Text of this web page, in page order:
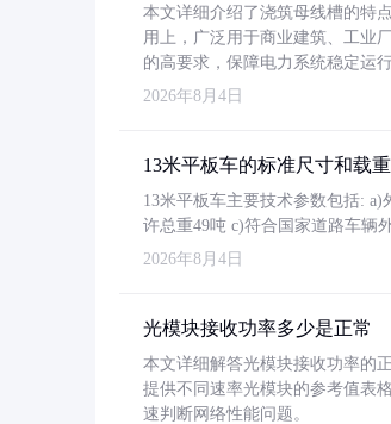
本文详细介绍了浇筑母线槽的特
用上，广泛用于商业建筑、工业
的高要求，保障电力系统稳定运行
2026年8月4日
13米平板车的标准尺寸和载
13米平板车主要技术参数包括: a)
许总重49吨 c)符合国家道路车辆
2026年8月4日
光模块接收功率多少是正常
本文详细解答光模块接收功率的
提供不同速率光模块的参考值表
速判断网络性能问题。